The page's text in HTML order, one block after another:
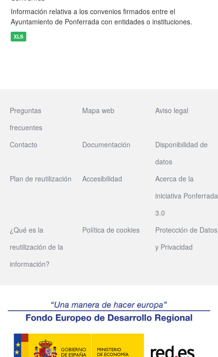
Información relativa a los convenios firmados entre el
Ayuntamiento de Ponferrada con entidades o instituciones.
XLS
Preguntas
frecuentes
Mapa web Aviso legal
Contacto Documentación
Disponibilidad de
datos
Plan de reutilización
Accesibilidad
Acerca de la
iniciativa Ponferrada
3.0
¿Qué es la
reutilización de la
información?
Política de cookies
Protección de Datos
y Privacidad